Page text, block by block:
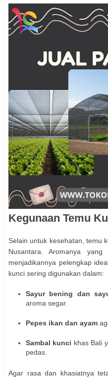
Kegunaan Temu
Selain untuk kesehatan, temu
Nusantara. Aromanya
menjadikannya pelengkap
kunci sering digunakan dalam:
Sayur bening dan
aroma segar.
Pepes ikan dan ayam
Sambal kunci khas Bali
pedas.
Agar rasa dan khasiatnya